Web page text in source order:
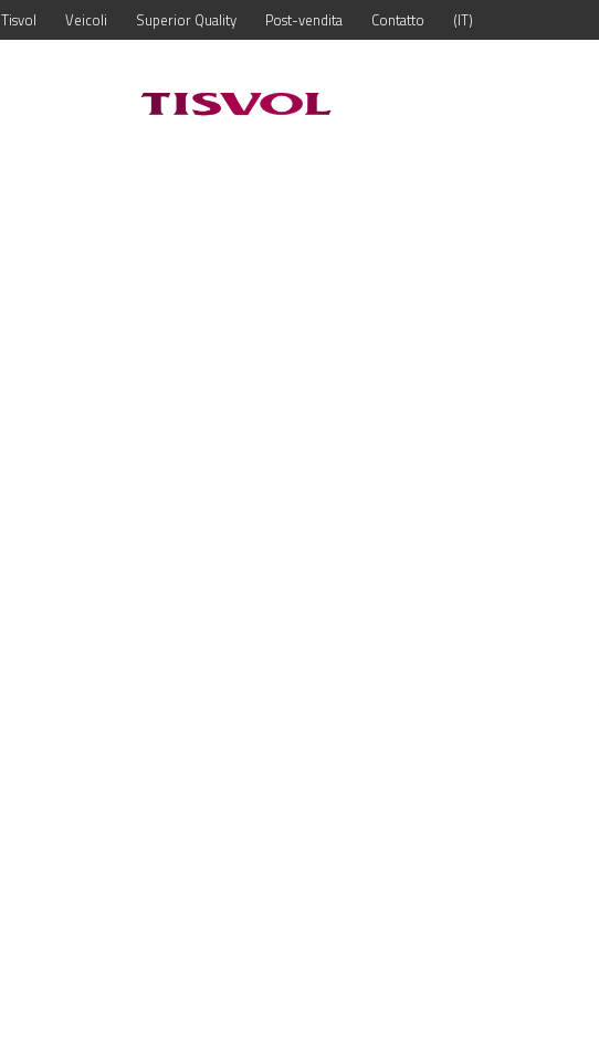
Tisvol Veicoli Superior Quality Post-vendita Contatto IT